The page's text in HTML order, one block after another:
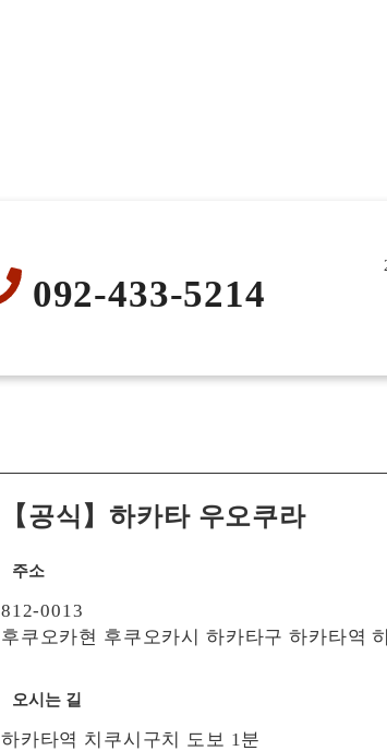
092-433-5214
【공식】하카타 우오쿠라
주소
812-0013
후쿠오카현 후쿠오카시 하카타구 하카타역
오시는 길
하카타역 치쿠시구치 도보 1분